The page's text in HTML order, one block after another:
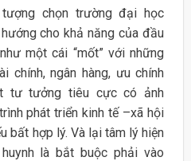
chọn trường đại học
cho khả năng của đầu
một cái “mốt” với những
chính, ngân hàng, ưu chính
tư tưởng tiêu cực có ảnh
phát triển kinh tế –xã hội
bất hợp lý. Và lại tâm lý hiện
là bắt buộc phải vào